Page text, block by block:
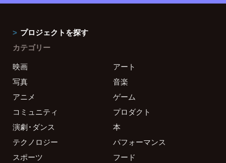
プロジェクトを探す
カテゴリー
映画
アート
写真
音楽
アニメ
ゲーム
コミュニティ
プロダクト
演劇・ダンス
本
テクノロジー
パフォーマンス
スポーツ
フード